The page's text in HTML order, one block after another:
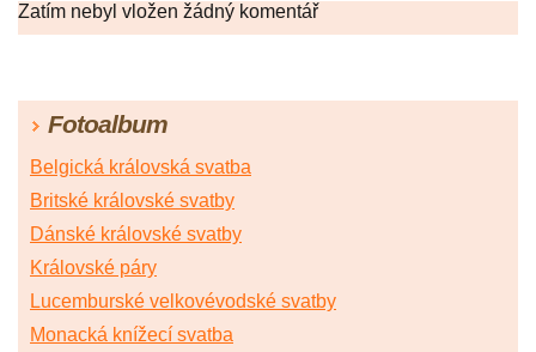
Zatím nebyl vložen žádný komentář
Fotoalbum
Belgická královská svatba
Britské královské svatby
Dánské královské svatby
Královské páry
Lucemburské velkovévodské svatby
Monacká knížecí svatba